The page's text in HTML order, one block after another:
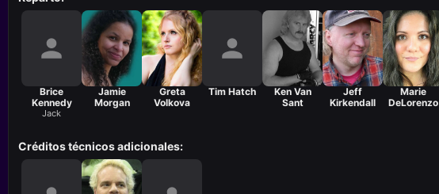
Brice
Kennedy
Jack
Jamie
Morgan
Greta
Volkova
Tim Hatch
Ken Van
Sant
Jeff
Kirkendall
Marie
DeLorenzo
Créditos técnicos adicionales: